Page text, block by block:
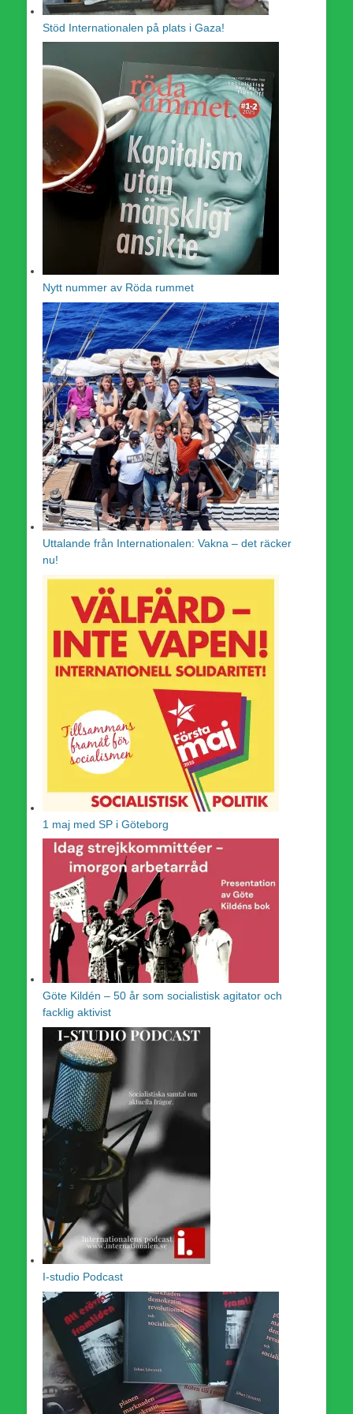
Stöd Internationalen på plats i Gaza!
Nytt nummer av Röda rummet
Uttalande från Internationalen: Vakna – det räcker
nu!
1 maj med SP i Göteborg
Göte Kildén – 50 år som socialistisk agitator och
facklig aktivist
I-studio Podcast